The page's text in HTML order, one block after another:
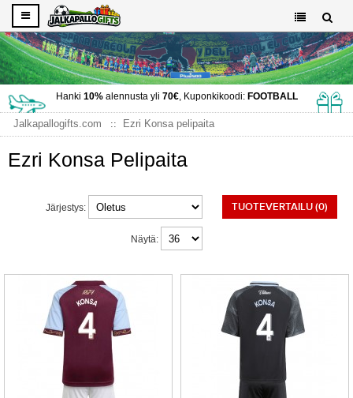
Hanki 10%alennusta yli 70€, Kuponkikoodi: FOOTBALL
Jalkapallogifts.com Ezri Konsa pelipaita
Ezri Konsa Pelipaita
TUOTEVERTAILU (0)
Järjestys:
Näytä: